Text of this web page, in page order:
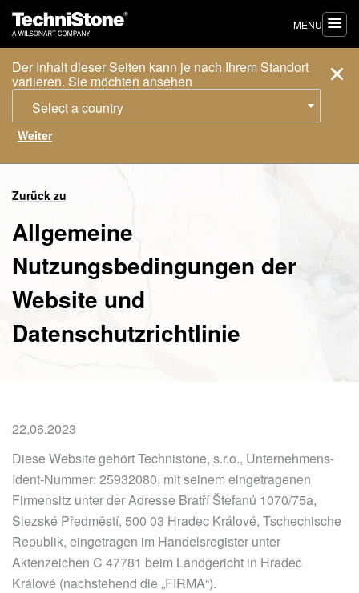
Der Inhalt dieser Seiten kann je nach Ihrem Standort
variieren. Sie möchten ansehen
Select a country
MENU
Zurück zu
Allgemeine
Nutzungsbedingungen der
Website und
Datenschutzrichtlinie
22.06.2023
Diese Website gehört Technistone, s.r.o., Unternehmens-
Ident-Nummer: 25932080, mit seinem eingetragenen
Firmensitz unter der Adresse Bratří Štefanů 1070/75a,
Slezské Předměstí, 500 03 Hradec Králové, Tschechische
Republik, eingetragen im Handelsregister unter
Aktenzeichen C 47781 beim Landgericht in Hradec
Králové (nachstehend die „FIRMA“).